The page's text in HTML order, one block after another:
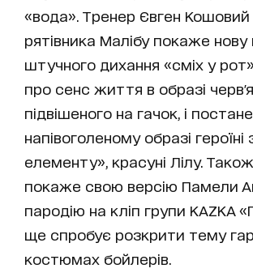
«вода». Тренер Євген Кошовий
рятівника Малібу покаже
штучного дихання «сміх у
про сенс життя в образі
підвішеного на гачок, і
напівоголеному образі героїні
елементу», красуні Лілу.
покаже свою версію Памели
пародію на кліп групи KAZKA
ще спробує розкрити тему
костюмах бойлерів.